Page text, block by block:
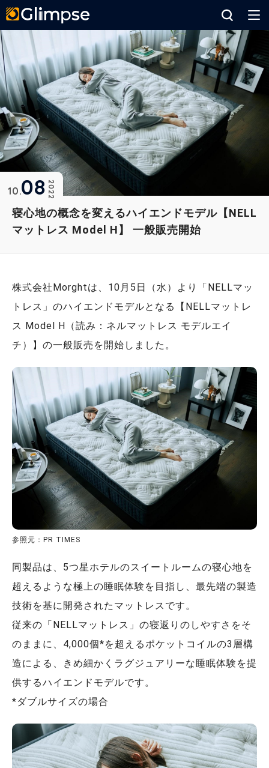
寝心地の概念を変えるハイエンドモデル【NELL
マットレス Model H】 一般販売開始
2022
10 08
株式会社Morghtは、10月5日（水）より「NELLマッ
トレス」のハイエンドモデルとなる【NELLマットレ
ス Model H（読み：ネルマットレス モデルエイ
チ）】の一般販売を開始しました。
参照元：PR TIMES
同製品は、5つ星ホテルのスイートルームの寝心地を
超えるような極上の睡眠体験を目指し、最先端の製造
技術を基に開発されたマットレスです。
従来の「NELLマットレス」の寝返りのしやすさをそ
のままに、4,000個*を超えるポケットコイルの3層構
造による、きめ細かくラグジュアリーな睡眠体験を提
供するハイエンドモデルです。
*ダブルサイズの場合